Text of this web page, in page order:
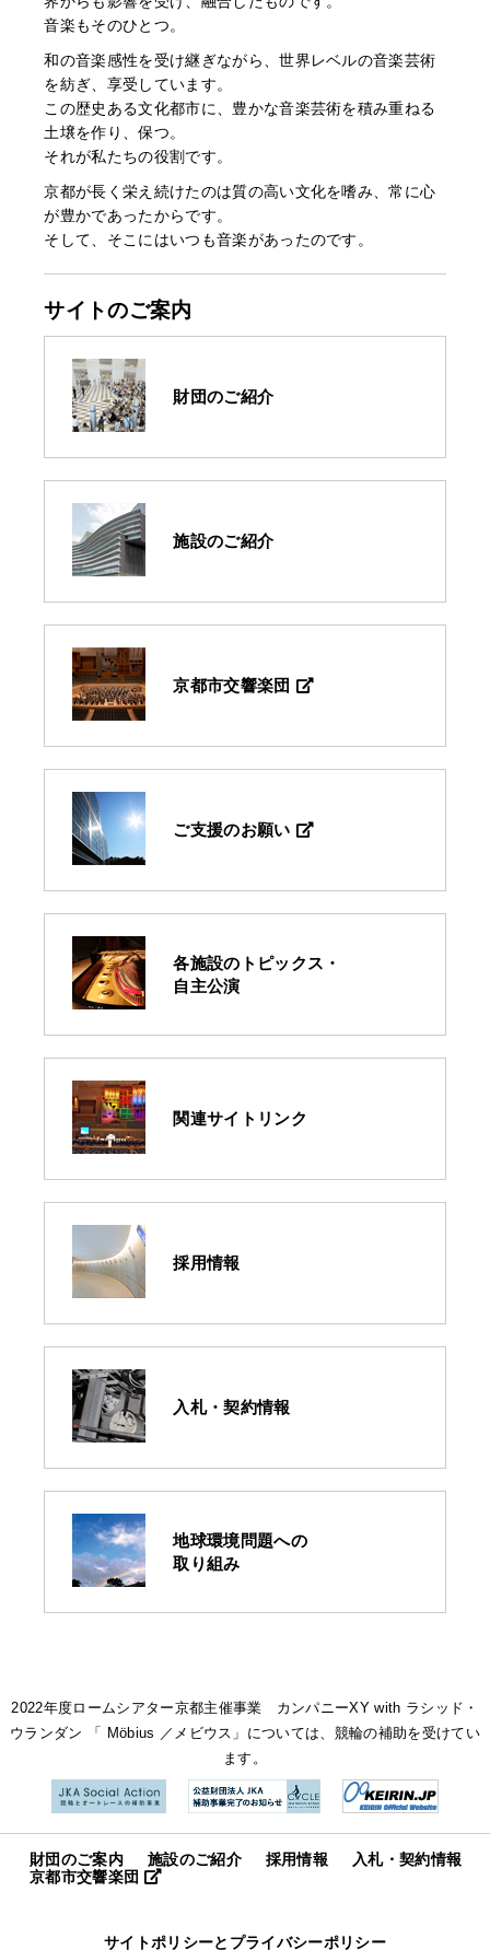
音楽もそのひとつ。
和の音楽感性を受け継ぎながら、世界レベルの音楽芸術
を紡ぎ、享受しています。
この歴史ある文化都市に、豊かな音楽芸術を積み重ねる
土壌を作り、保つ。
それが私たちの役割です。
京都が長く栄え続けたのは質の高い文化を嗜み、常に心
が豊かであったからです。
そして、そこにはいつも音楽があったのです。
サイトのご案内
財団のご紹介
施設のご紹介
京都市交響楽団
ご支援のお願い
各施設のトピックス・
自主公演
関連サイトリンク
採用情報
入札・契約情報
地球環境問題への
取り組み
2022年度ロームシアター京都主催事業 カンパニーXY with ラシッド・
ウランダン 「 Möbius ／メビウス」については、競輪の補助を受けてい
ます。
財団のご案内 施設のご紹介 採用情報
入札・契約情報
京都市交響楽団
サイトポリシーとプライバシーポリシー